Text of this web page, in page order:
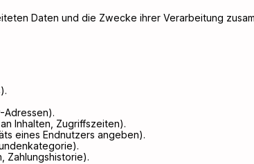
Daten und die Zwecke ihrer Verarbeitung
Adressen).
Inhalten, Zugriffszeiten).
eines Endnutzers angeben).
Zahlungshistorie).